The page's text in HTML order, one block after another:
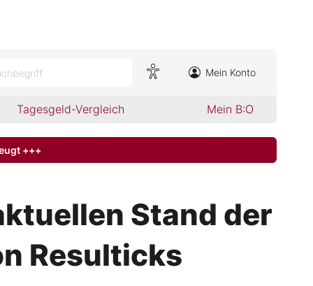
Mein Konto
Tagesgeld-Vergleich Mein B:O
+++
Stand der
Resulticks